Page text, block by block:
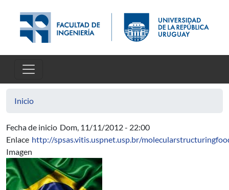
Inicio
Fecha de inicio Dom, 11/11/2012 - 22:00
Enlace http://spsas.vitis.uspnet.usp.br/
Imagen